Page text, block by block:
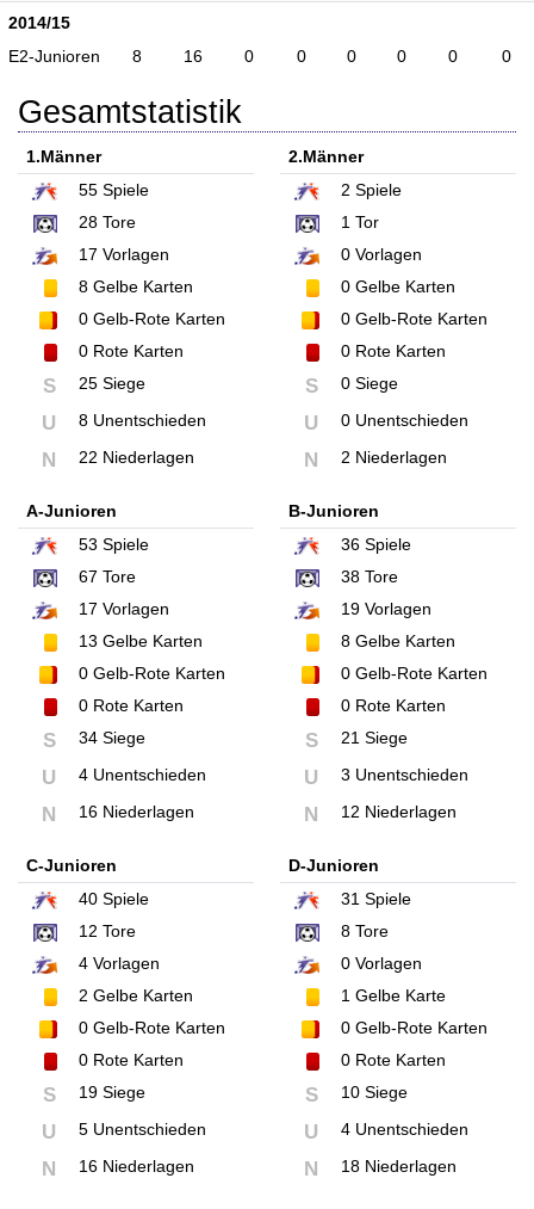
2014/15
E2-Junioren
8 16 0 0 0 0 0 0
Gesamtstatistik
1.Männer
55 Spiele
28 Tore
17 Vorlagen
8 Gelbe Karten
0 Gelb-Rote Karten
0 Rote Karten
S 25 Siege
U 8 Unentschieden
N 22 Niederlagen
2.Männer
2 Spiele
1Tor
0Vorlagen
0Gelbe Karten
0Gelb-Rote Karten
0Rote Karten
S 0 Siege
U 0 Unentschieden
N 2 Niederlagen
A-Junioren
53 Spiele
67 Tore
17 Vorlagen
13 Gelbe Karten
0 Gelb-Rote Karten
0 Rote Karten
S 34 Siege
U 4 Unentschieden
N 16 Niederlagen
B-Junioren
36Spiele
38Tore
19Vorlagen
8Gelbe Karten
0Gelb-Rote Karten
0Rote Karten
S 21 Siege
U 3 Unentschieden
N 12 Niederlagen
C-Junioren
40 Spiele
12 Tore
4 Vorlagen
2 Gelbe Karten
0 Gelb-Rote Karten
0 Rote Karten
S 19 Siege
U 5 Unentschieden
N 16 Niederlagen
D-Junioren
31Spiele
8Tore
0Vorlagen
1Gelbe Karte
0Gelb-Rote Karten
0Rote Karten
S 10 Siege
U 4 Unentschieden
N 18 Niederlagen